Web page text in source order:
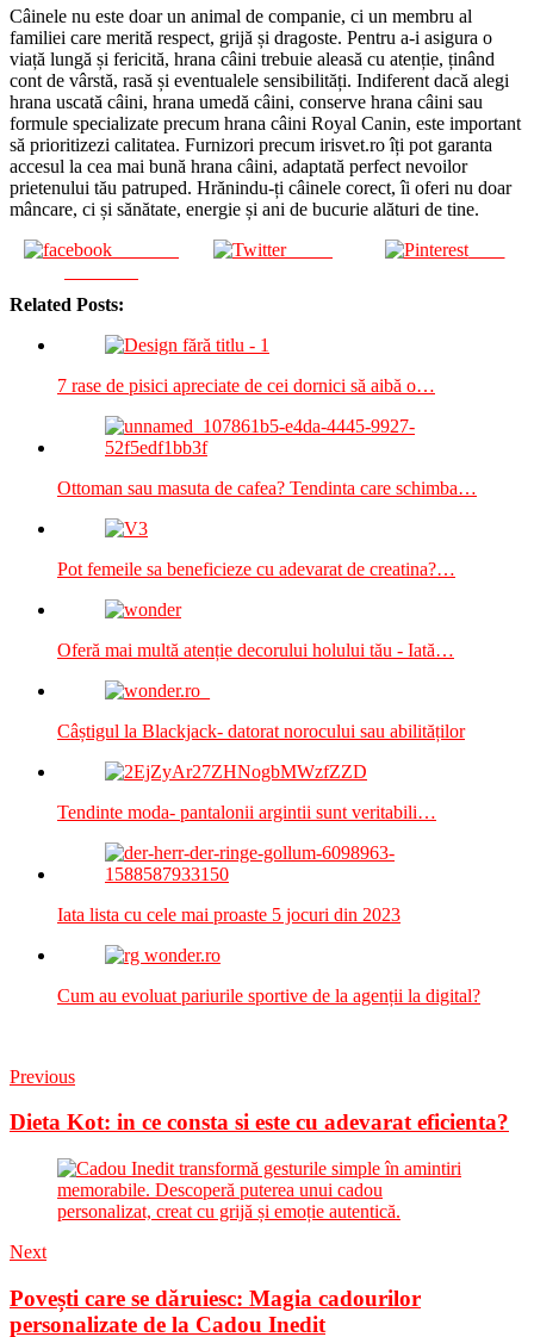
Câinele nu este doar un animal de companie, ci un membru al
familiei care merită respect, grijă și dragoste. Pentru a-i asigura o
viață lungă și fericită, hrana câini trebuie aleasă cu atenție, ținând
cont de vârstă, rasă și eventualele sensibilități. Indiferent dacă alegi
hrana uscată câini, hrana umedă câini, conserve hrana câini sau
formule specializate precum hrana câini Royal Canin, este important
să prioritizezi calitatea. Furnizori precum irisvet.ro îți pot garanta
accesul la cea mai bună hrana câini, adaptată perfect nevoilor
prietenului tău patruped. Hrănindu-ți câinele corect, îi oferi nu doar
mâncare, ci și sănătate, energie și ani de bucurie alături de tine.
Tweet Save
Related Posts:
7 rase de pisici apreciate de cei dornici să aibă o…
Ottoman sau masuta de cafea? Tendinta care schimba…
Pot femeile sa beneficieze cu adevarat de creatina?…
Oferă mai multă atenție decorului holului tău - Iată…
Câștigul la Blackjack- datorat norocului sau abilităților
Tendinte moda- pantalonii argintii sunt veritabili…
Iata lista cu cele mai proaste 5 jocuri din 2023
Cum au evoluat pariurile sportive de la agenții la digital?
Previous
Dieta Kot: in ce consta si este cu adevarat eficienta?
Next
Povești care se dăruiesc: Magia cadourilor
personalizate de la Cadou Inedit